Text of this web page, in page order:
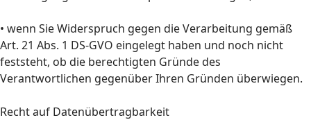
• wenn Sie Widerspruch gegen die Verarbeitung gemäß
Art. 21 Abs. 1 DS-GVO eingelegt haben und noch nicht
feststeht, ob die berechtigten Gründe des
Verantwortlichen gegenüber Ihren Gründen überwiegen.
Recht auf Datenübertragbarkeit